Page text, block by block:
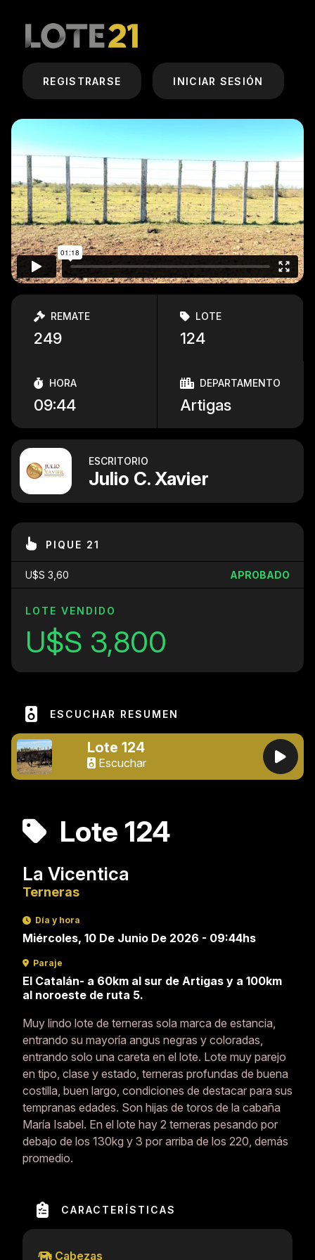
REGISTRARSE INICIAR SESIÓN
REMATE
249
LOTE
124
HORA
09:44
DEPARTAMENTO
Artigas
ESCRITORIO
Julio C. Xavier
PIQUE 21
U$S 3,60 APROBADO
LOTE VENDIDO
U$S 3,800
ESCUCHAR RESUMEN
Lote 124
Escuchar
Lote 124
La Vicentica
Terneras
Día y hora
Miércoles, 10 De Junio De 2026 - 09:44hs
Paraje
El Catalán- a 60km al sur de Artigas y a 100km
al noroeste de ruta 5.
Muy lindo lote de terneras sola marca de estancia,
entrando su mayoría angus negras y coloradas,
entrando solo una careta en el lote. Lote muy parejo
en tipo, clase y estado, terneras profundas de buena
costilla, buen largo, condiciones de destacar para sus
tempranas edades. Son hijas de toros de la cabaña
María Isabel. En el lote hay 2 terneras pesando por
debajo de los 130kg y 3 por arriba de los 220, demás
promedio.
CARACTERÍSTICAS
Cabezas